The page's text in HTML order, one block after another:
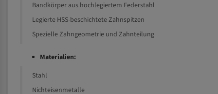
Bandkörper aus hochlegiertem Federstahl
Legierte HSS-beschichtete Zahnspitzen
Spezielle Zahngeometrie und Zahnteilung
Materialien:
Stahl
Nichteisenmetalle